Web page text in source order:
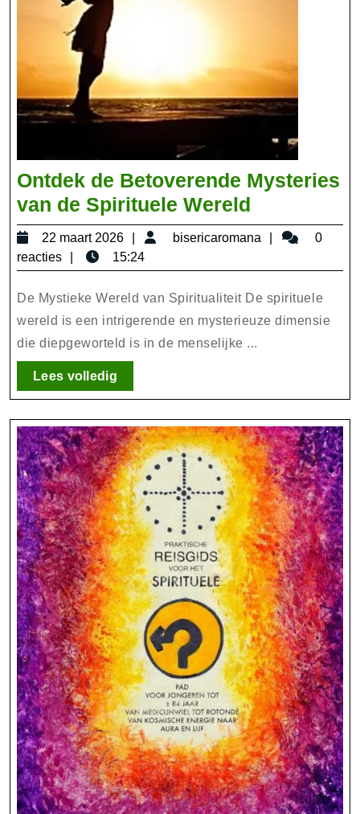
Ontdek de Betoverende Mysteries
van de Spirituele Wereld
de
Mysteries
van
de
Spirituele
22 maart 2026
22
maart
2026
bisericaromana
0
reacties
15:24
De Mystieke Wereld van Spiritualiteit De spirituele
wereld is een intrigerende en mysterieuze dimensie
die diepgeworteld is in de menselijke ...
Lees volledigLees
volledig